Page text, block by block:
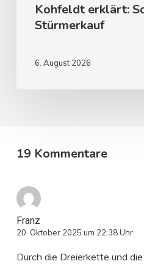
Kohfeldt erklärt:
Stürmerkauf
6. August 2026
19 Kommentare
Franz
20. Oktober 2025 um 22:38 Uhr
Durch die Dreierkette und